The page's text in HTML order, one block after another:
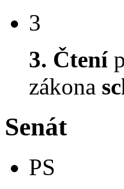
3
3. Čtení
zákona
Senát
PS